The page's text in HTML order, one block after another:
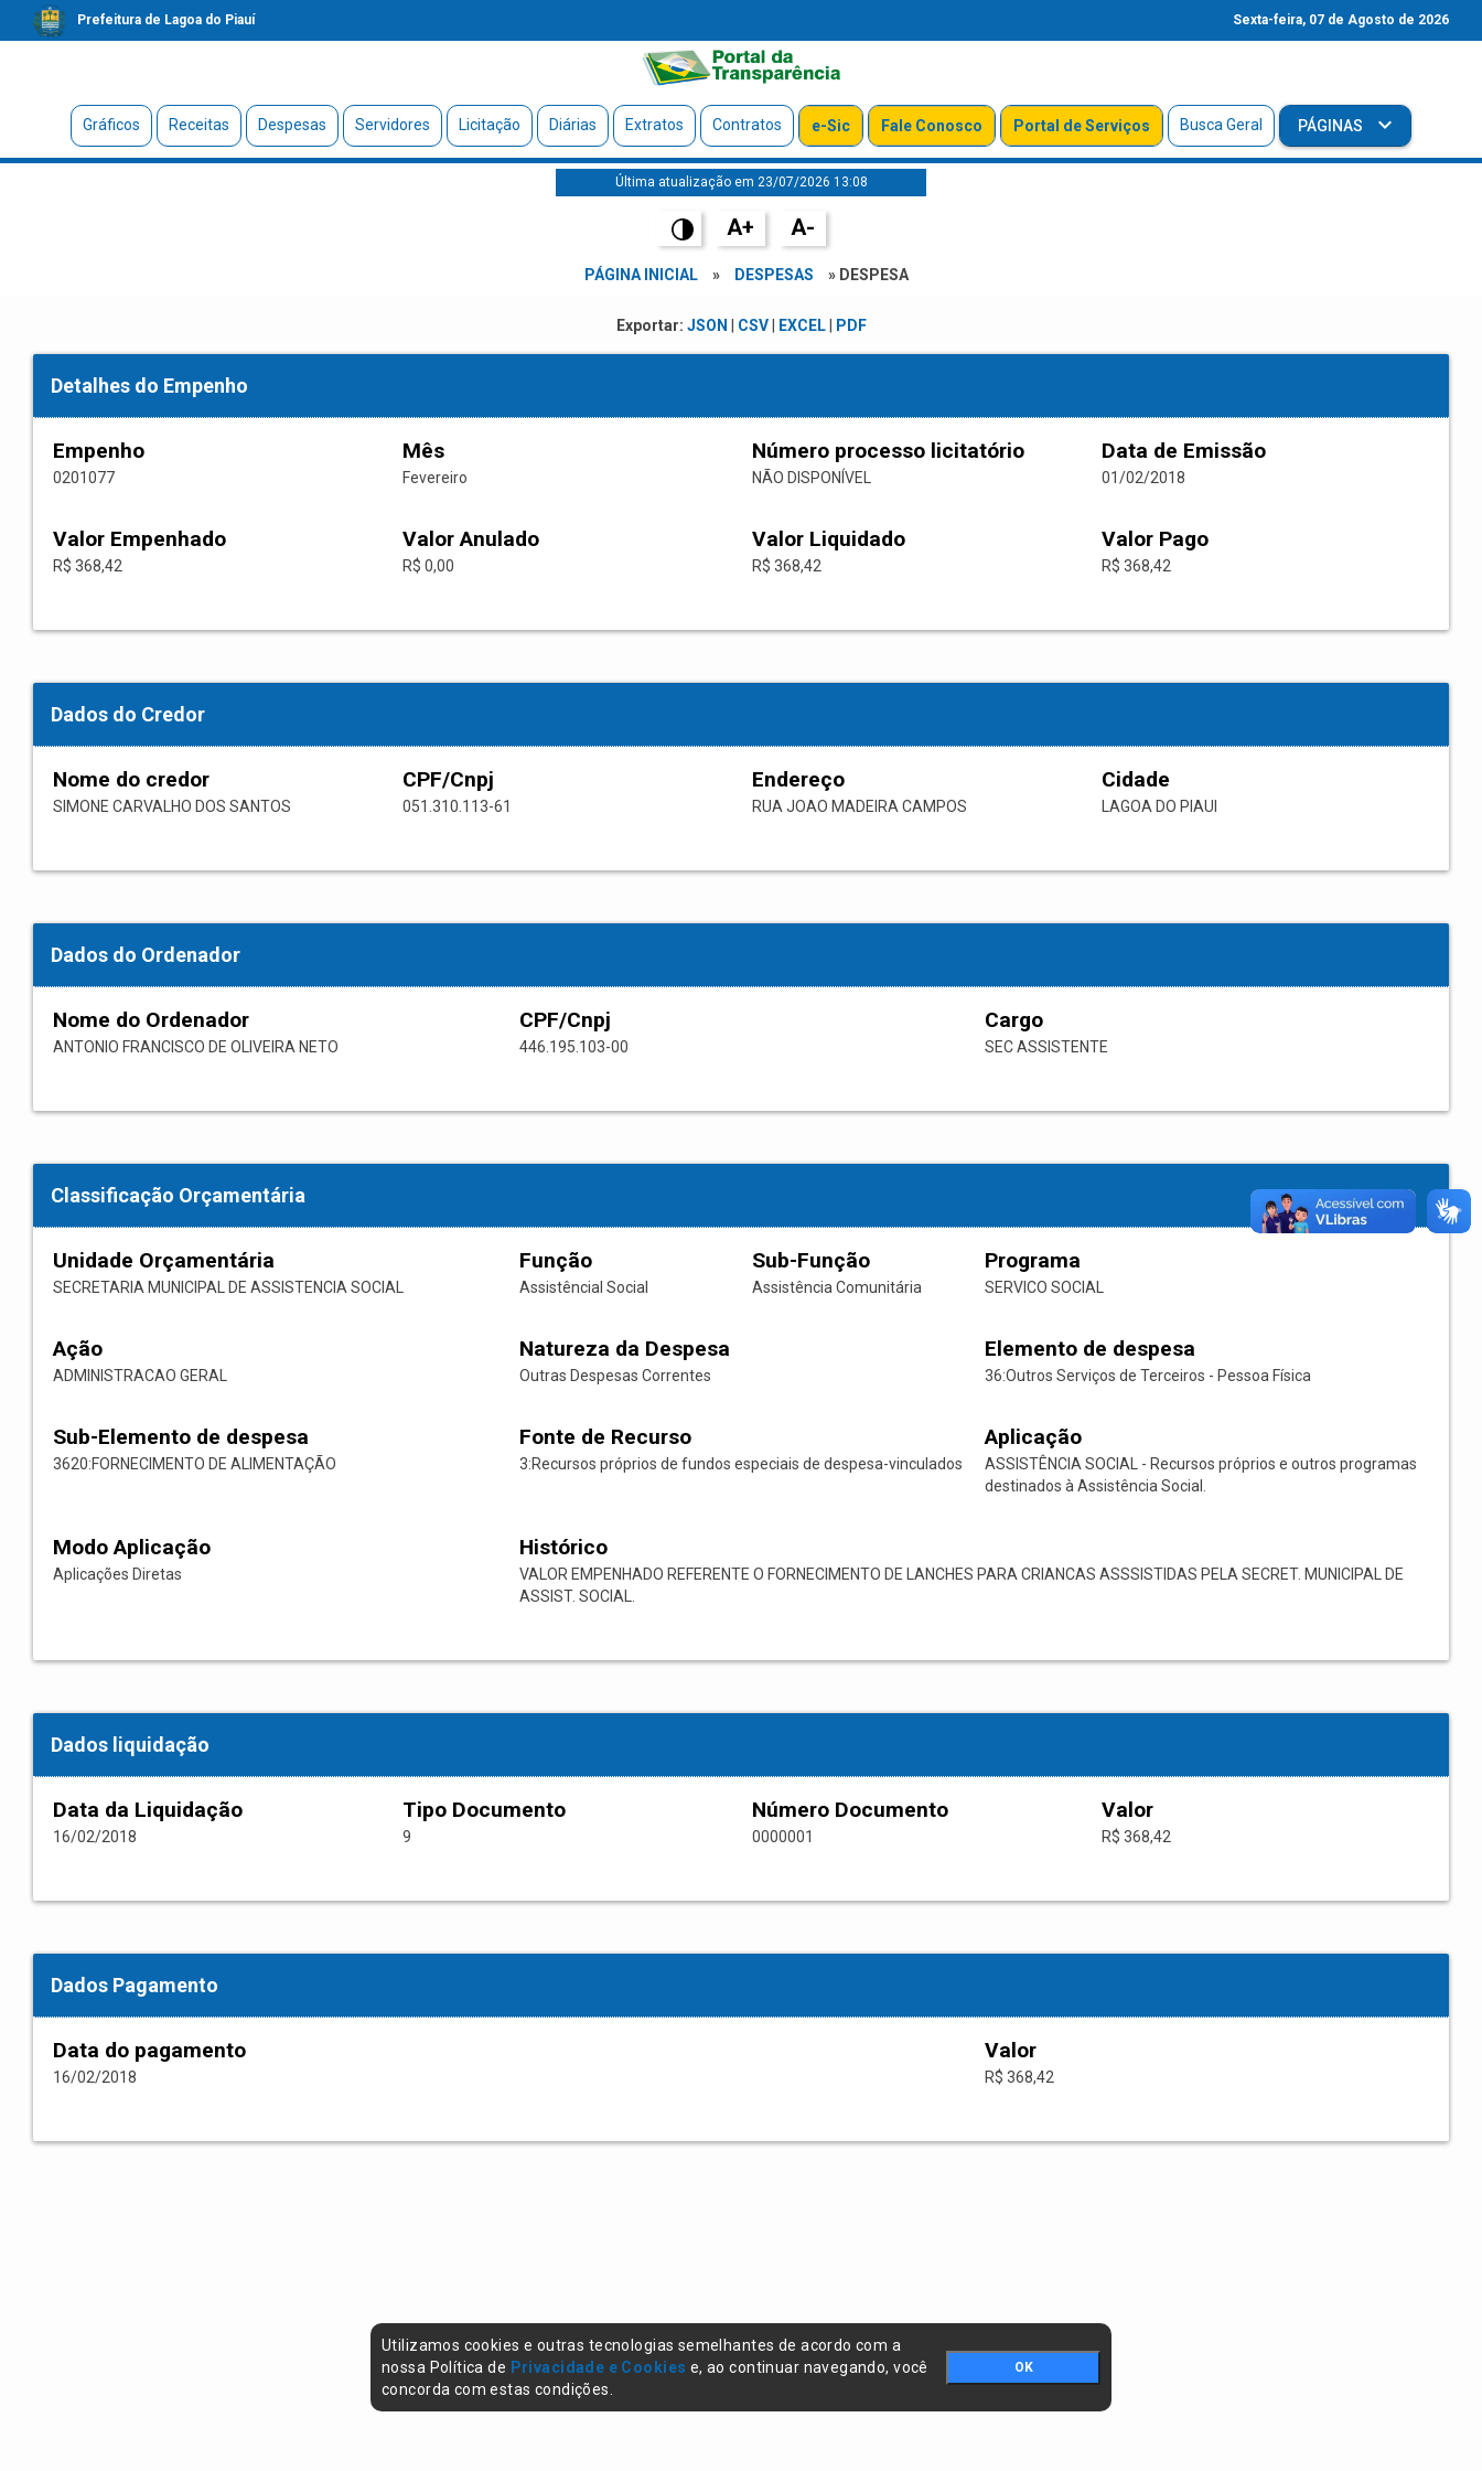
Prefeitura de Lagoa do Piauí Sexta-feira, 07 de Agosto de 2026
Gráficos Receitas Despesas Servidores Licitação Diárias Extratos Contratos e-Sic Fale Conosco Portal de Serviços Busca Geral PÁGINAS
Última atualização em 23/07/2026 13:08
A+ A-
PÁGINA INICIAL » DESPESAS » DESPESA
Exportar: JSON CSV| EXCEL| PDF
Detalhes do Empenho
Empenho
0201077
Mês
Fevereiro
Número processo licitatório
NÃO DISPONÍVEL
Data de Emissão
01/02/2018
Valor Empenhado
R$ 368,42
Valor Anulado
R$ 0,00
Valor Liquidado
R$ 368,42
Valor Pago
R$ 368,42
Dados do Credor
Nome do credor
SIMONE CARVALHO DOS SANTOS
CPF/Cnpj
051.310.113-61
Endereço
RUA JOAO MADEIRA CAMPOS
Cidade
LAGOA DO PIAUI
Dados do Ordenador
Nome do Ordenador
ANTONIO FRANCISCO DE OLIVEIRA NETO
CPF/Cnpj
446.195.103-00
Cargo
SEC ASSISTENTE
Classificação Orçamentária
Unidade Orçamentária
SECRETARIA MUNICIPAL DE ASSISTENCIA SOCIAL
Função
Assistêncial Social
Sub-Função
Assistência Comunitária
Programa
SERVICO SOCIAL
Ação
ADMINISTRACAO GERAL
Natureza da Despesa
Outras Despesas Correntes
Elemento de despesa
36:Outros Serviços de Terceiros - Pessoa Física
Sub-Elemento de despesa
3620:FORNECIMENTO DE ALIMENTAÇÃO
Fonte de Recurso
3:Recursos próprios de fundos especiais de despesa-vinculados
Aplicação
ASSISTÊNCIA SOCIAL - Recursos próprios e outros programas
destinados à Assistência Social.
Modo Aplicação
Aplicações Diretas
Histórico
VALOR EMPENHADO REFERENTE O FORNECIMENTO DE LANCHES PARA CRIANCAS ASSSISTIDAS PELA SECRET. MUNICIPAL DE
ASSIST. SOCIAL.
Dados liquidação
Data da Liquidação
16/02/2018
Tipo Documento
9
Número Documento
0000001
Valor
R$ 368,42
Dados Pagamento
Data do pagamento
16/02/2018
Valor
R$ 368,42
Utilizamos cookies e outras tecnologias semelhantes de acordo com a
nossa Política de Privacidade e Cookies e, ao continuar navegando, você
concorda com estas condições.
OK